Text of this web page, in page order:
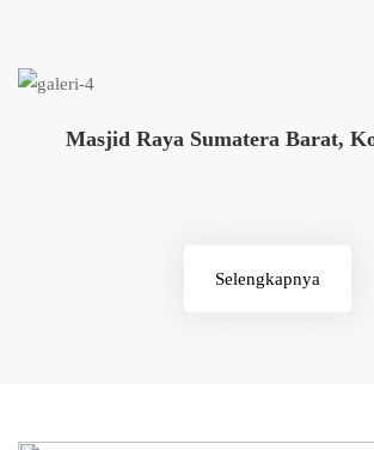
Masjid Raya Sumatera Barat,
Selengkapnya